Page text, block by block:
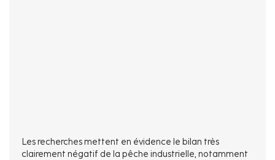
Les recherches mettent en évidence le bilan très
clairement négatif de la pêche industrielle, notamment